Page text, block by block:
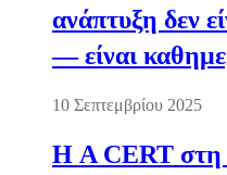
ανάπτυξη δεν
— είναι
10 Σεπτεμβρίου 2025
Η A CERT στη